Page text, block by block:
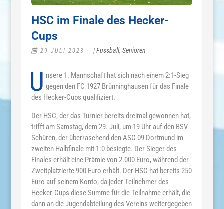
HSC im Finale des Hecker-
Cups
29 JULI 2023 |Fussball, Senioren
U nsere 1. Mannschaft hat sich nach einem 2:1-Sieg
gegen den FC 1927 Brünninghausen für das Finale
des Hecker-Cups qualifiziert.
Der HSC, der das Turnier bereits dreimal gewonnen hat,
trifft am Samstag, dem 29. Juli, um 19 Uhr auf den BSV
Schüren, der überraschend den ASC 09 Dortmund im
zweiten Halbfinale mit 1:0 besiegte. Der Sieger des
Finales erhält eine Prämie von 2.000 Euro, während der
Zweitplatzierte 900 Euro erhält. Der HSC hat bereits 250
Euro auf seinem Konto, da jeder Teilnehmer des
Hecker-Cups diese Summe für die Teilnahme erhält, die
dann an die Jugendabteilung des Vereins weitergegeben